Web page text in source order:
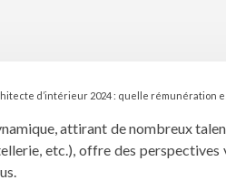
d’intérieur 2024 : quelle rémunération
attirant de nombreux
etc.), offre des